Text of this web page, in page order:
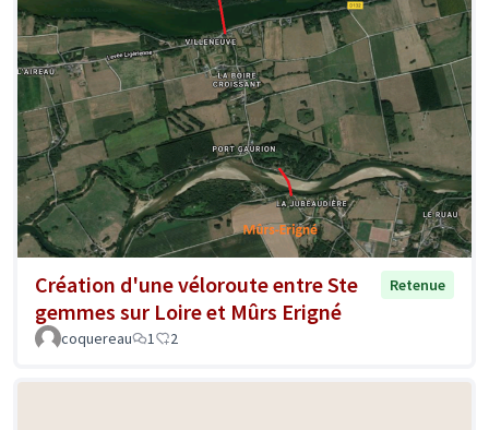
Création d'une véloroute entre Ste
gemmes sur Loire et Mûrs Erigné
Retenue
coquereau 1 2